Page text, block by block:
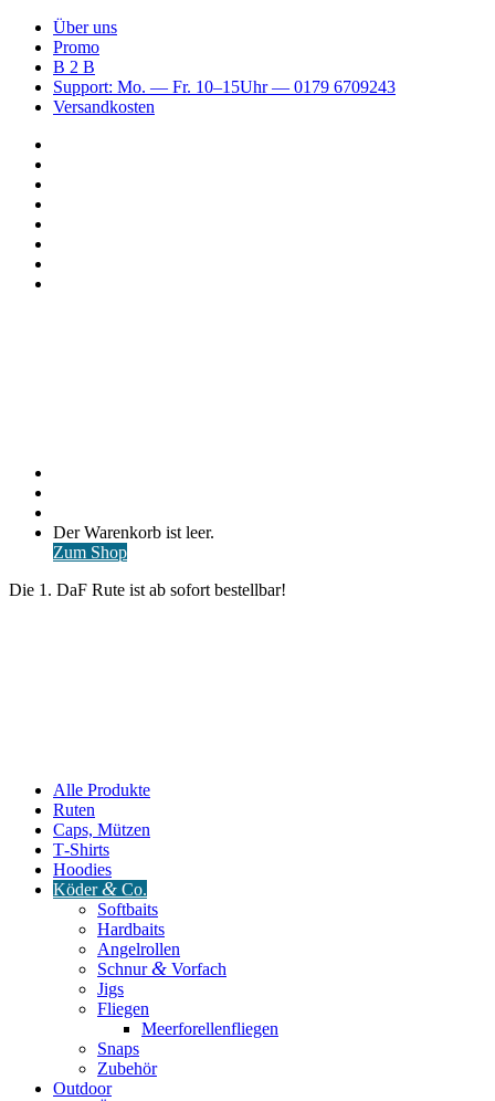
Über uns
Promo
B 2 B
Support: Mo. — Fr. 10–15Uhr — 0179 6709243
Versandkosten
Warenkorb
ansehen
Der Warenkorb ist leer.
Zum Shop
Die 1. DaF Rute ist ab sofort bestellbar!
Alle Produkte
Ruten
Caps, Mützen
T‑Shirts
Hoodies
Köder& Co.
Softbaits
Hardbaits
Angelrollen
Schnur& Vorfach
Jigs
Fliegen
Meerforellenfliegen
Snaps
Zubehör
Outdoor